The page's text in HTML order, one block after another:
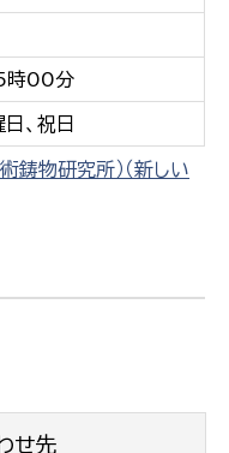
時00分
、祝日
鋳物研究所） （新しい
せ先